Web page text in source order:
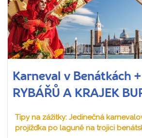
Karneval v Benátkách +
RYBÁŘŮ A KRAJEK
Tipy na zážitky: Jedinečná
projížďka po laguně na trojici